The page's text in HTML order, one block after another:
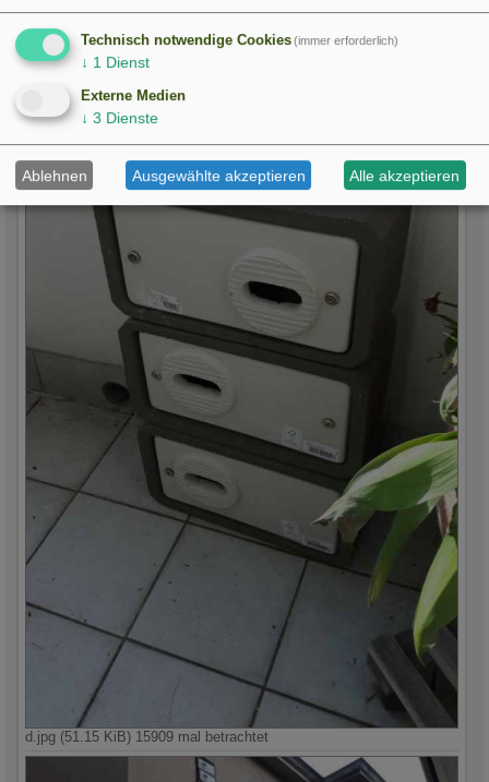
d.jpg (51.15 KiB) 15909 mal betrachtet
Technisch notwendige Cookies(immer erforderlich)
↓ 1 Dienst
Externe Medien
↓ 3 Dienste
Ablehnen Ausgewählte akzeptieren Alle akzeptieren